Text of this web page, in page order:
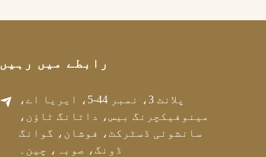
رابطے میں رہیں
پلانٹ 3، نمبر 44-5، ایریا اے،
مینوفیکچرنگ بیس، داتانگ ٹاؤن،
سانشوئی ڈسٹرکٹ، فوشان، گوانگ
ڈونگ، صوبہ، چین۔